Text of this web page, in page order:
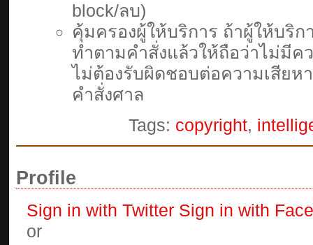
block/ลบ)
คุ้มครองผู้ให้บริการ ถ้าผู้ให้บริก
ทำตามคำสั่งแล้วให้ถือว่าไม่มีค
ไม่ต้องรับผิดชอบต่อความเสียห
คำสั่งศาล
Tags: copyright,
Profile
Sign in with Twitter Sign in with
or